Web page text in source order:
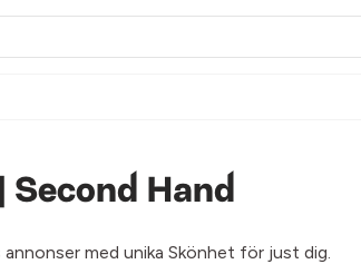
Hand
med unika Skönhet för just dig.